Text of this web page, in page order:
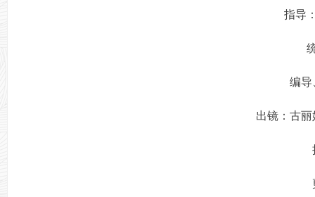
指导
编导
出镜：古